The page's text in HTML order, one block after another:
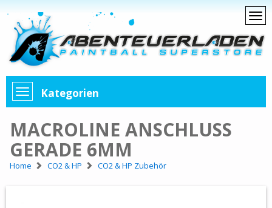
Kategorien
MACROLINE ANSCHLUSS
GERADE 6MM
Home CO2 & HP CO2 & HP Zubehör